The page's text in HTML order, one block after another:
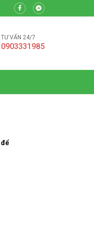
TƯ VẤN 24/7
0903331985
để